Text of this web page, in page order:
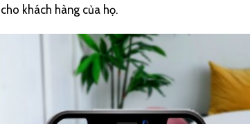
cho khách hàng của họ.